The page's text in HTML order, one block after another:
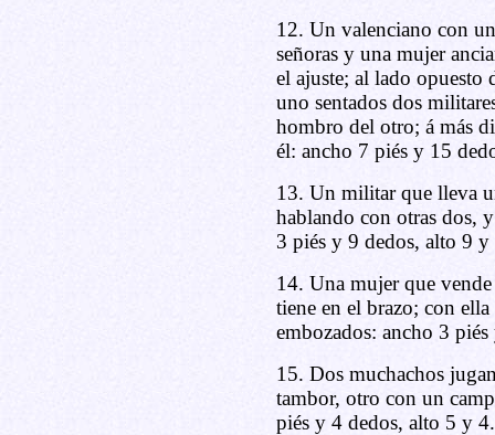
12. Un valenciano con
señoras y una mujer
el ajuste; al lado opuesto
uno sentados dos
hombro del otro; á más
él: ancho 7 piés y 15
13. Un militar que lleva
hablando con otras dos,
3 piés y 9 dedos, alto 9 y
14. Una mujer que
tiene en el brazo; con
embozados: ancho 3
15. Dos muchachos
tambor, otro con un
piés y 4 dedos, alto 5 y 4.